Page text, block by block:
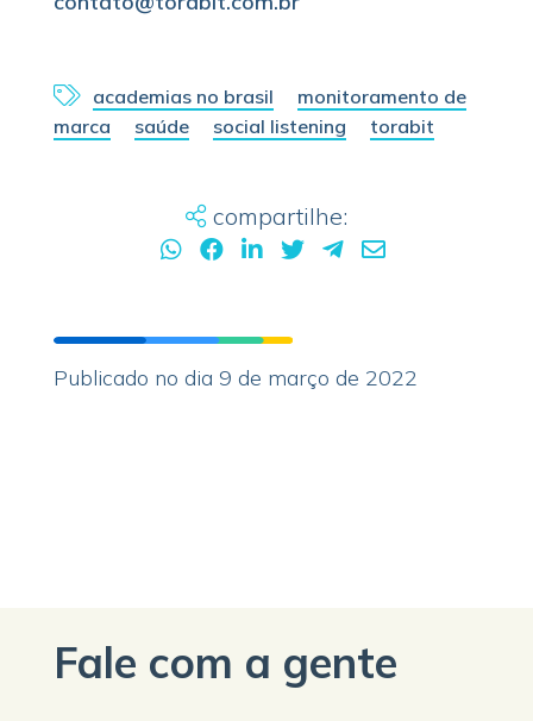
academias no brasil
monitoramento de
marca
saúde social listening torabit
compartilhe:
Publicado no dia 9 de março de 2022
Fale com a gente